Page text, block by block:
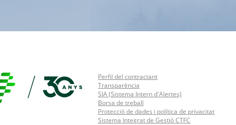
Perfil del contractant
Transparència
SIA (Sistema Intern d'Alertes)
Borsa de treball
Protecció de dades i política de privacitat
Sistema Integrat de Gestió CTFC